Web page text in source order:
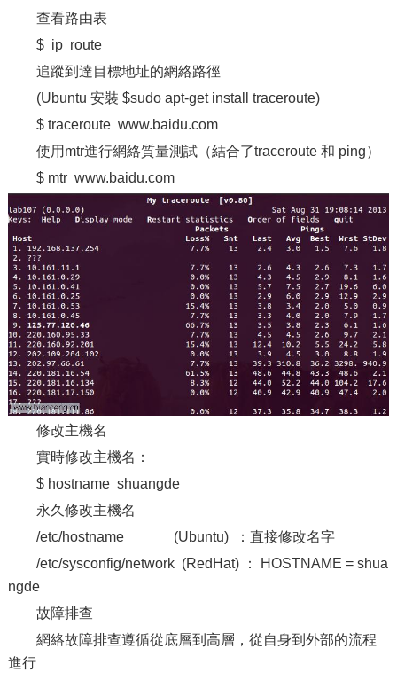
查看路由表
$ ip route
追蹤到達目標地址的網絡路徑
(Ubuntu 安裝 $sudo apt-get install traceroute)
$ traceroute www.baidu.com
使用mtr進行網絡質量測試（結合了traceroute 和 ping）
$ mtr www.baidu.com
修改主機名
實時修改主機名：
$ hostname shuangde
永久修改主機名
/etc/hostname (Ubuntu) ：直接修改名字
/etc/sysconfig/network (RedHat) ： HOSTNAME = shua
ngde
故障排查
網絡故障排查遵循從底層到高層，從自身到外部的流程
進行